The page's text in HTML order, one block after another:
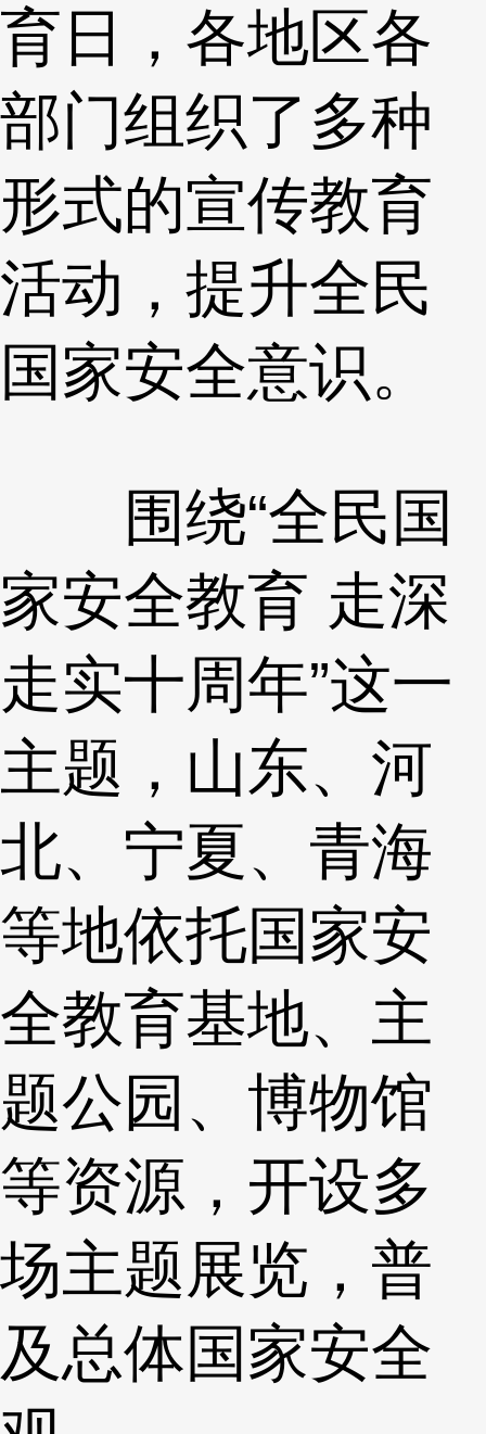
育日，各地区各
部门组织了多种
形式的宣传教育
活动，提升全民
国家安全意识。
围绕“全民国
家安全教育 走深
走实十周年”这一
主题，山东、河
北、宁夏、青海
等地依托国家安
全教育基地、主
题公园、博物馆
等资源，开设多
场主题展览，普
及总体国家安全